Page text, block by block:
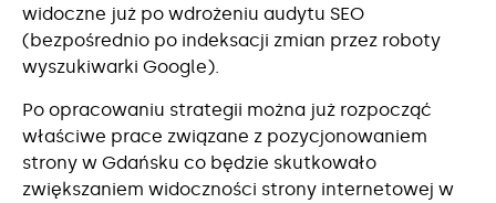
widoczne już po wdrożeniu audytu SEO
(bezpośrednio po indeksacji zmian przez roboty
wyszukiwarki Google).
Po opracowaniu strategii można już rozpocząć
właściwe prace związane z pozycjonowaniem
strony w Gdańsku co będzie skutkowało
zwiększaniem widoczności strony internetowej w